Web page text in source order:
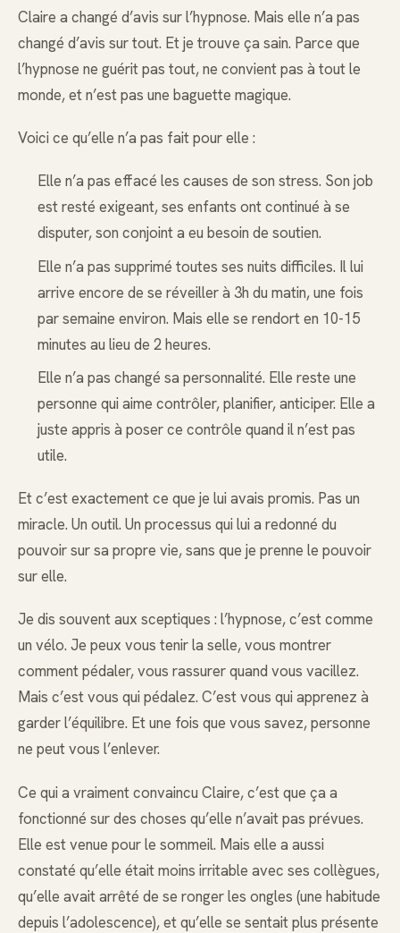
Claire a changé d’avis sur l’hypnose. Mais elle n’a pas
changé d’avis sur tout. Et je trouve ça sain. Parce que
l’hypnose ne guérit pas tout, ne convient pas à tout le
monde, et n’est pas une baguette magique.
Voici ce qu’elle n’a pas fait pour elle :
Elle n’a pas effacé les causes de son stress. Son job
est resté exigeant, ses enfants ont continué à se
disputer, son conjoint a eu besoin de soutien.
Elle n’a pas supprimé toutes ses nuits difficiles. Il lui
arrive encore de se réveiller à 3h du matin, une fois
par semaine environ. Mais elle se rendort en 10-15
minutes au lieu de 2 heures.
Elle n’a pas changé sa personnalité. Elle reste une
personne qui aime contrôler, planifier, anticiper. Elle a
juste appris à poser ce contrôle quand il n’est pas
utile.
Et c’est exactement ce que je lui avais promis. Pas un
miracle. Un outil. Un processus qui lui a redonné du
pouvoir sur sa propre vie, sans que je prenne le pouvoir
sur elle.
Je dis souvent aux sceptiques : l’hypnose, c’est comme
un vélo. Je peux vous tenir la selle, vous montrer
comment pédaler, vous rassurer quand vous vacillez.
Mais c’est vous qui pédalez. C’est vous qui apprenez à
garder l’équilibre. Et une fois que vous savez, personne
ne peut vous l’enlever.
Ce qui a vraiment convaincu Claire, c’est que ça a
fonctionné sur des choses qu’elle n’avait pas prévues.
Elle est venue pour le sommeil. Mais elle a aussi
constaté qu’elle était moins irritable avec ses collègues,
qu’elle avait arrêté de se ronger les ongles (une habitude
depuis l’adolescence), et qu’elle se sentait plus présente